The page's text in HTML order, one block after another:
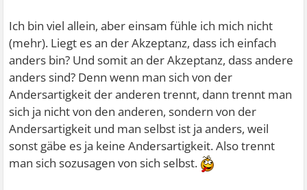
Ich bin viel allein, aber einsam fühle ich mich nicht
(mehr). Liegt es an der Akzeptanz, dass ich einfach
anders bin? Und somit an der Akzeptanz, dass andere
anders sind? Denn wenn man sich von der
Andersartigkeit der anderen trennt, dann trennt man
sich ja nicht von den anderen, sondern von der
Andersartigkeit und man selbst ist ja anders, weil
sonst gäbe es ja keine Andersartigkeit. Also trennt
man sich sozusagen von sich selbst.